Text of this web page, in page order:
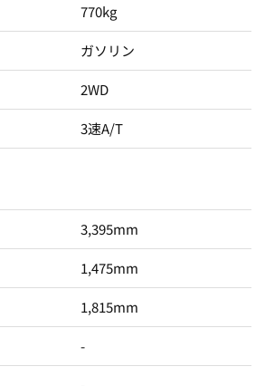
770kg
ガソリン
2WD
3速A/T
3,395mm
1,475mm
1,815mm
-